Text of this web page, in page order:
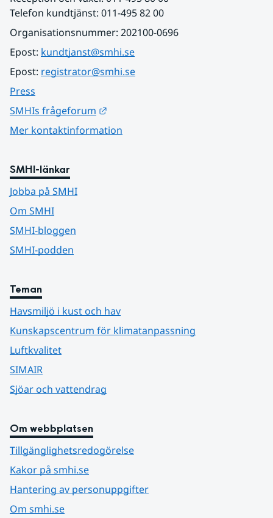
Telefon kundtjänst: 011-495 82 00
Organisationsnummer: 202100-0696
Epost: kundtjanst@smhi.se
Epost: registrator@smhi.se
Press
SMHIs frågeforum
Mer kontaktinformation
SMHI-länkar
Jobba på SMHI
Om SMHI
SMHI-bloggen
SMHI-podden
Teman
Havsmiljö i kust och hav
Kunskapscentrum för klimatanpassning
Luftkvalitet
SIMAIR
Sjöar och vattendrag
Om webbplatsen
Tillgänglighetsredogörelse
Kakor på smhi.se
Hantering av personuppgifter
Om smhi.se